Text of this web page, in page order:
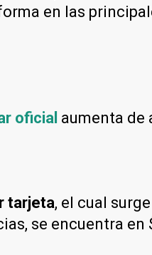
en las
oficial aumenta de
tarjeta, el cual
se encuentra